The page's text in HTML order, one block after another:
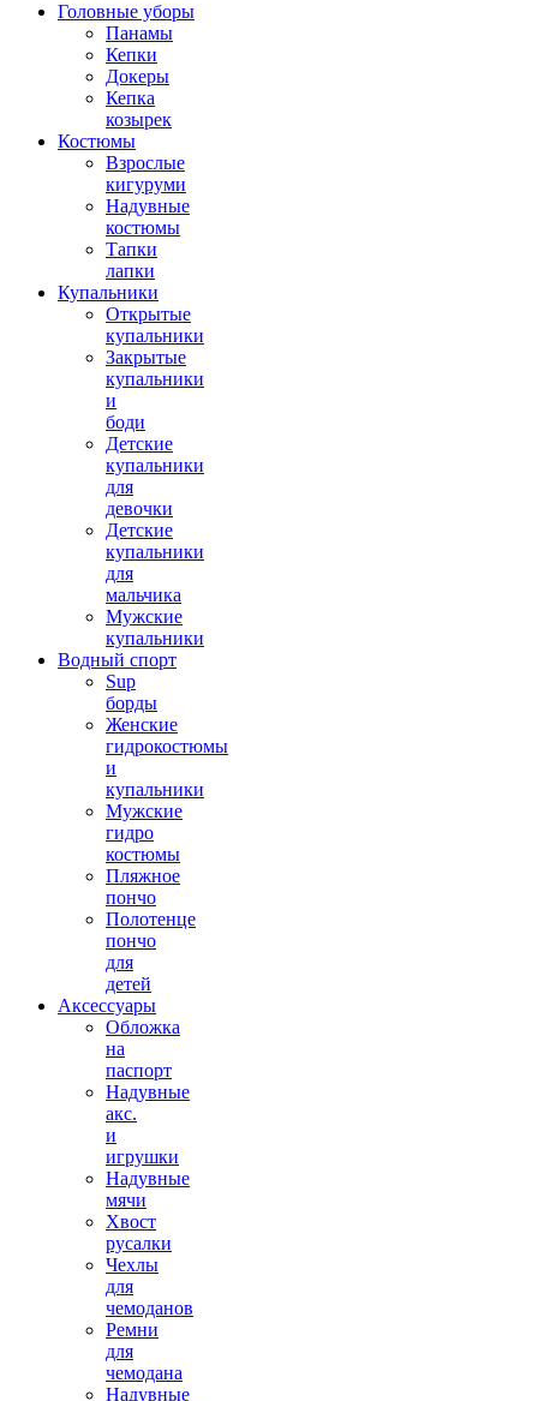
Головные уборы
Панамы
Кепки
Докеры
Кепка
козырек
Костюмы
Взрослые
кигуруми
Надувные
костюмы
Тапки
лапки
Купальники
Открытые
купальники
Закрытые
купальники
и
боди
Детские
купальники
для
девочки
Детские
купальники
для
мальчика
Мужские
купальники
Водный спорт
Sup
борды
Женские
гидрокостюмы
и
купальники
Мужские
гидро
костюмы
Пляжное
пончо
Полотенце
пончо
для
детей
Аксессуары
Обложка
на
паспорт
Надувные
акс.
и
игрушки
Надувные
мячи
Хвост
русалки
Чехлы
для
чемоданов
Ремни
для
чемодана
Надувные